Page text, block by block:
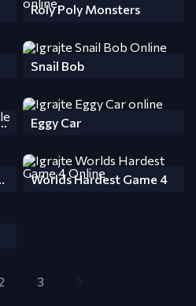
Roly Poly Monsters
Snail Bob
4: Crystal Temple Eggy Car
Worlds Hardest Game 4
3